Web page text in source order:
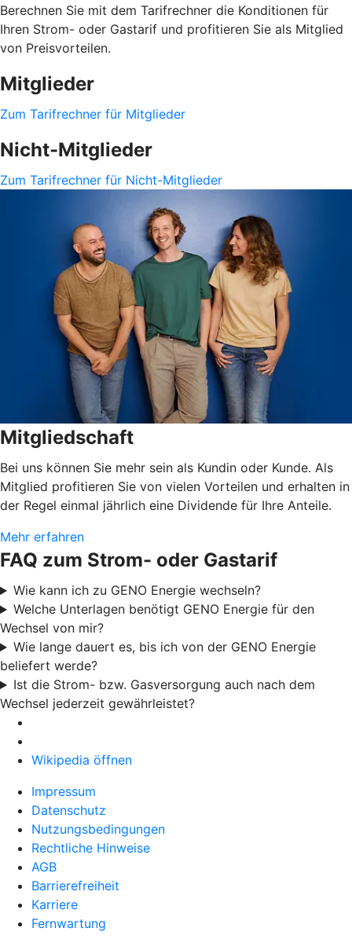
Berechnen Sie mit dem Tarifrechner die Konditionen für
Ihren Strom- oder Gastarif und profitieren Sie als Mitglied
von Preisvorteilen.
Mitglieder
Zum Tarifrechner für Mitglieder
Nicht-Mitglieder
Zum Tarifrechner für Nicht-Mitglieder
Mitgliedschaft
Bei uns können Sie mehr sein als Kundin oder Kunde. Als
Mitglied profitieren Sie von vielen Vorteilen und erhalten in
der Regel einmal jährlich eine Dividende für Ihre Anteile.
Mehr erfahren
FAQ zum Strom- oder Gastarif
Wie kann ich zu GENO Energie wechseln?
Welche Unterlagen benötigt GENO Energie für den
Wechsel von mir?
Wie lange dauert es, bis ich von der GENO Energie
beliefert werde?
Ist die Strom- bzw. Gasversorgung auch nach dem
Wechsel jederzeit gewährleistet?
Wikipedia öffnen
Impressum
Datenschutz
Nutzungsbedingungen
Rechtliche Hinweise
AGB
Barrierefreiheit
Karriere
Fernwartung